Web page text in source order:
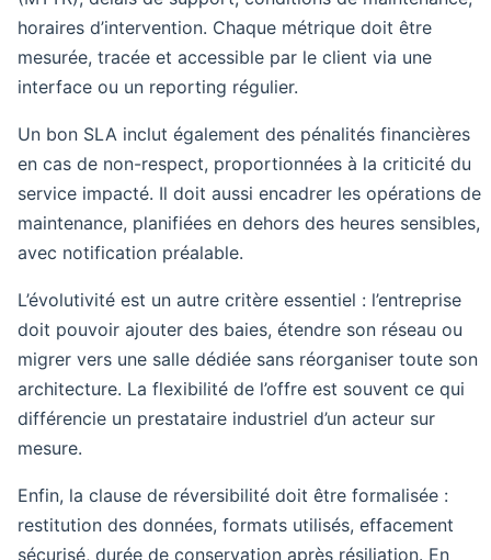
horaires d’intervention. Chaque métrique doit être
mesurée, tracée et accessible par le client via une
interface ou un reporting régulier.
Un bon SLA inclut également des pénalités financières
en cas de non-respect, proportionnées à la criticité du
service impacté. Il doit aussi encadrer les opérations de
maintenance, planifiées en dehors des heures sensibles,
avec notification préalable.
L’évolutivité est un autre critère essentiel : l’entreprise
doit pouvoir ajouter des baies, étendre son réseau ou
migrer vers une salle dédiée sans réorganiser toute son
architecture. La flexibilité de l’offre est souvent ce qui
différencie un prestataire industriel d’un acteur sur
mesure.
Enfin, la clause de réversibilité doit être formalisée :
restitution des données, formats utilisés, effacement
sécurisé, durée de conservation après résiliation. En